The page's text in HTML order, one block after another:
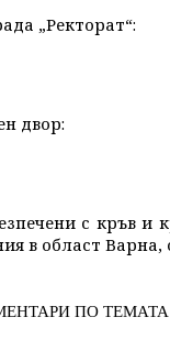
„Ректорат“:
двор:
с кръв и
в област
ПО ТЕМАТА